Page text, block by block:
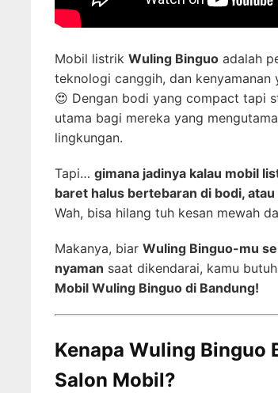
Mobil listrik Wuling Binguo adalah
teknologi canggih, dan
😍 Dengan bodi yang compact tapi
utama bagi mereka yang
lingkungan.
Tapi… gimana jadinya kalau mobil
baret halus bertebaran di bodi,
Wah, bisa hilang tuh kesan mewah
Makanya, biar Wuling Binguo-mu
nyaman saat dikendarai, kamu
Mobil Wuling Binguo di Bandung!
Kenapa Wuling Binguo
Salon Mobil?